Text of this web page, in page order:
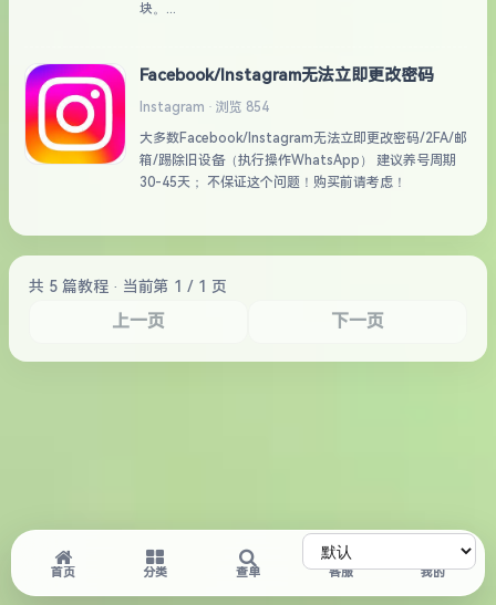
块。...
Facebook/Instagram无法立即更改密码
Instagram · 浏览 854
大多数Facebook/Instagram无法立即更改密码/2FA/邮
箱/踢除旧设备（执行操作WhatsApp） 建议养号周期
30-45天； 不保证这个问题！购买前请考虑！
共 5 篇教程 · 当前第 1 / 1 页
上一页 下一页
Powered by
首页 分类 查单 客服 我的